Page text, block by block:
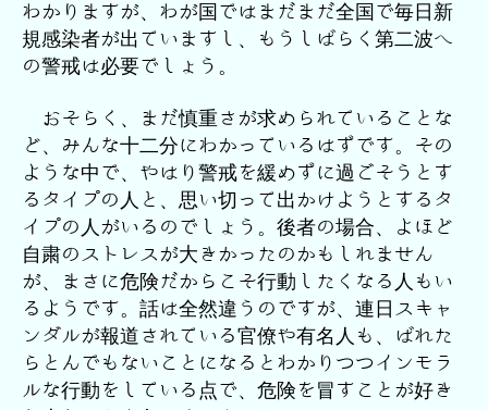
わかりますが、わが国ではまだまだ全国で毎日新
規感染者が出ていますし、もうしばらく第二波へ
の警戒は必要でしょう。
おそらく、まだ慎重さが求められていることな
ど、みんな十二分にわかっているはずです。その
ような中で、やはり警戒を緩めずに過ごそうとす
るタイプの人と、思い切って出かけようとするタ
イプの人がいるのでしょう。後者の場合、よほど
自粛のストレスが大きかったのかもしれません
が、まさに危険だからこそ行動したくなる人もい
るようです。話は全然違うのですが、連日スキャ
ンダルが報道されている官僚や有名人も、ばれた
らとんでもないことになるとわかりつつインモラ
ルな行動をしている点で、危険を冒すことが好き